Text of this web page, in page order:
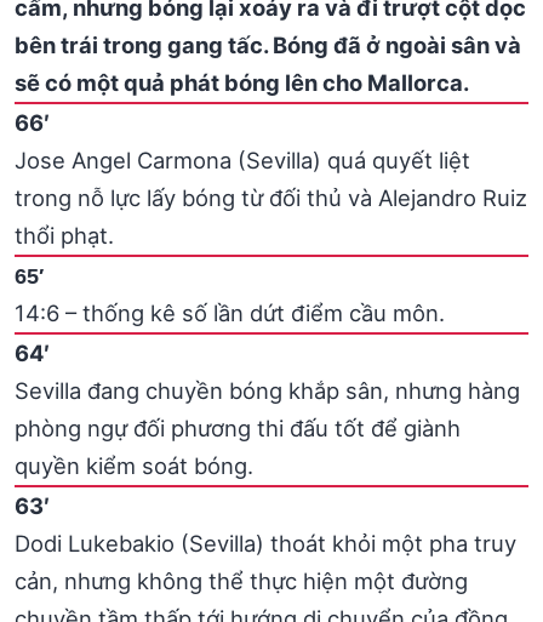
cấm, nhưng bóng lại xoáy ra và đi trượt cột dọc
bên trái trong gang tấc. Bóng đã ở ngoài sân và
sẽ có một quả phát bóng lên cho Mallorca.
66′
Jose Angel Carmona (Sevilla) quá quyết liệt
trong nỗ lực lấy bóng từ đối thủ và Alejandro Ruiz
thổi phạt.
65′
14:6 – thống kê số lần dứt điểm cầu môn.
64′
Sevilla đang chuyền bóng khắp sân, nhưng hàng
phòng ngự đối phương thi đấu tốt để giành
quyền kiểm soát bóng.
63′
Dodi Lukebakio (Sevilla) thoát khỏi một pha truy
cản, nhưng không thể thực hiện một đường